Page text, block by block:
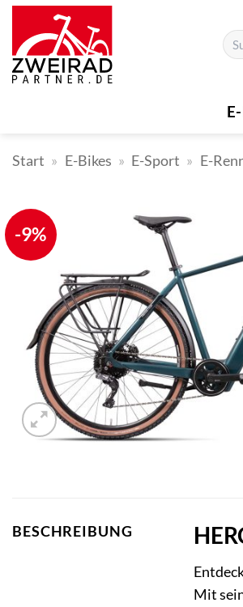
Zum
Inhalt
springen
nach:
Start » E-Bikes » E-Sport » E-
-9%
BESCHREIBUNG
Mit